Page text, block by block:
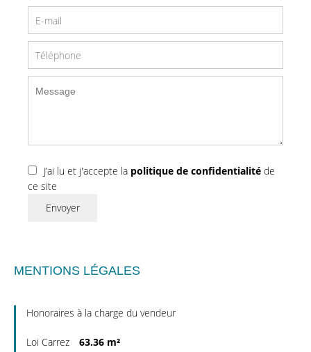
J’ai lu et j'accepte la politique de confidentialité de
ce site
Envoyer
MENTIONS LÉGALES
Honoraires à la charge du vendeur
Loi Carrez 63.36 m²